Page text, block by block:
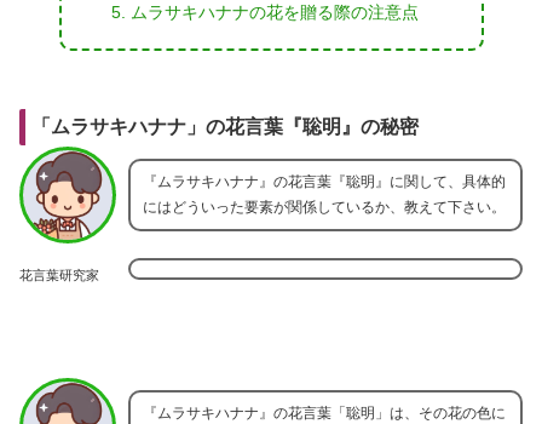
ムラサキハナナの花を贈る際の注意点
「ムラサキハナナ」の花言葉『聡明』の秘密
花言葉研究家
『ムラサキハナナ』の花言葉『聡明』に関して、具体的
にはどういった要素が関係しているか、教えて下さい。
『ムラサキハナナ』の花言葉「聡明」は、その花の色に